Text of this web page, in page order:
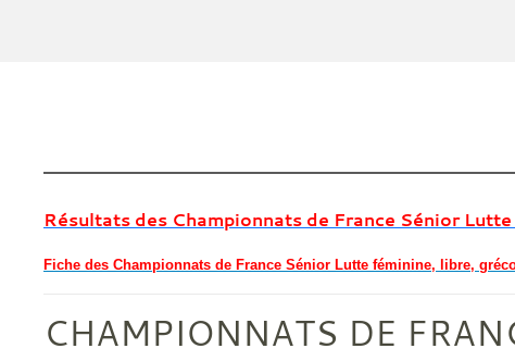
Résultats des Championnats de France Sénior
Fiche des Championnats de France Sénior Lutte féminine, libre,
CHAMPIONNATS DE